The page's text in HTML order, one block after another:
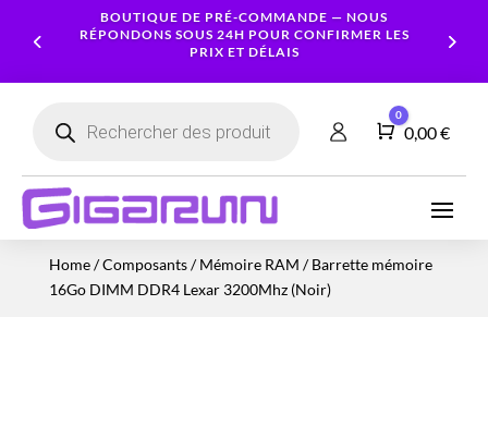
BOUTIQUE DE PRÉ-COMMANDE — NOUS
RÉPONDONS SOUS 24H POUR CONFIRMER LES
PRIX ET DÉLAIS
produits
Panier
0
0,00€
Home/Composants/Mémoire RAM / Barrette mémoire
16Go DIMM DDR4 Lexar 3200Mhz (Noir)
Ordinateurs
Portables
Ordinateurs
Processeur
Graphique
Ecrans
Serveur
NAS
Caméras
SmartphonesLogiciels